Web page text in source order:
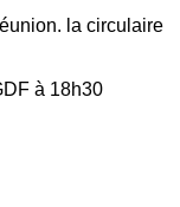
la circulaire
à 18h30